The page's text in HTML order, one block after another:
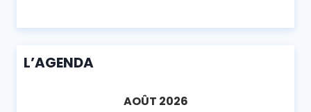
L’AGENDA
AOÛT 2026